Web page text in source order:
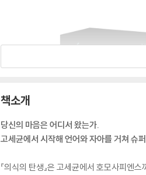
책소개
당신의 마음은 어디서 왔는가.
고세균에서 시작해 언어와 자아를 거쳐 슈
『의식의 탄생』은 고세균에서 호모사피엔